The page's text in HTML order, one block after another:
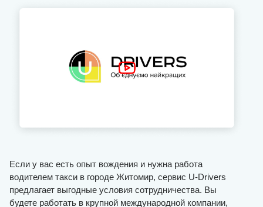
Если у вас есть опыт вождения и нужна работа
водителем такси в городе Житомир, сервис U-Drivers
предлагает выгодные условия сотрудничества. Вы
будете работать в крупной международной компании,